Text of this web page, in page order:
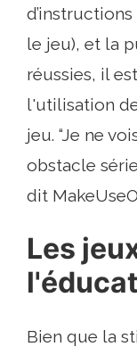
le jeu), et la
réussies, il
l'utilisation
jeu. “Je ne
obstacle
dit
Les
Bien que la